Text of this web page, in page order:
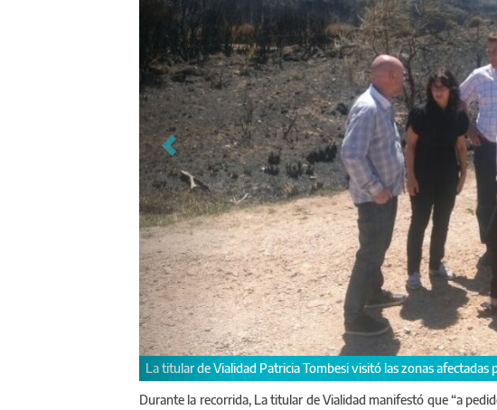
Reunión entre la titular de Vialidad y el
Durante la recorrida, La titular de Vialidad manifestó que “a